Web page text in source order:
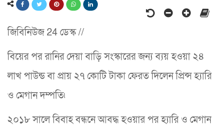
জিবিনিউজ 24 ডেস্ক //
বিয়ের পর রানির দেয়া বাড়ি সংস্কারের জন্য ব্যয় হওয়া ২৪
লাখ পাউন্ড বা প্রায় ২৭ কোটি টাকা ফেরত দিলেন প্রিন্স হ্যারি
ও মেগান দম্পতি৷
২০১৮ সালে বিবাহ বন্ধনে আবদ্ধ হওয়ার পর হ্যারি ও মেগান